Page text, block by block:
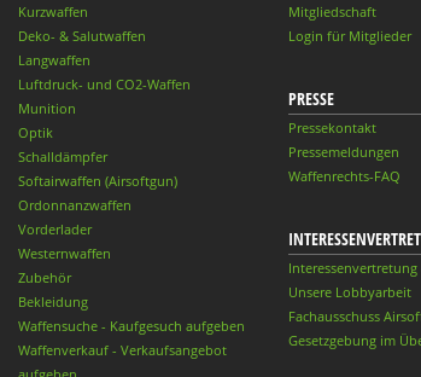
Kurzwaffen
Deko- & Salutwaffen
Langwaffen
Luftdruck- und CO2-Waffen
Munition
Optik
Schalldämpfer
Softairwaffen (Airsoftgun)
Ordonnanzwaffen
Vorderlader
Westernwaffen
Zubehör
Bekleidung
Waffensuche - Kaufgesuch aufgeben
Waffenverkauf - Verkaufsangebot
Mitgliedschaft
Login für Mitglieder
PRESSE
Pressekontakt
Pressemeldungen
Waffenrechts-FAQ
Unsere Lobbyarbeit
Fachausschuss
Gesetzgebung im